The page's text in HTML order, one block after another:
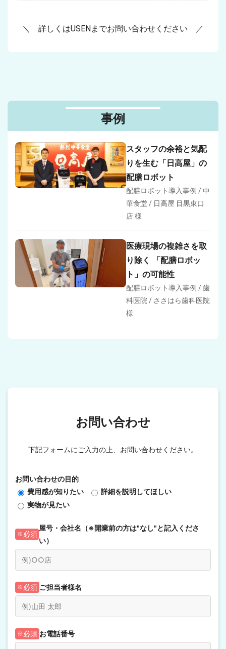
＼ 詳しくはUSENまでお問い合わせください ／
事例
スタッフの余裕と気配
りを生む「日高屋」の
配膳ロボット
配膳ロボット導入事例 / 中
華食堂 / 日高屋 目黒東口
店 様
医療現場の複雑さを取
り除く 「配膳ロボッ
ト」の可能性
配膳ロボット導入事例 / 歯
科医院 / ささはら歯科医院
様
お問い合わせ
下記フォームにご入力の上、お問い合わせください。
お問い合わせの目的
費用感が知りたい
詳細を説明してほしい
実物が見たい
必須
屋号・会社名（※開業前の方は"なし"と記入くださ
い）
必須 ご担当者様名
必須 お電話番号